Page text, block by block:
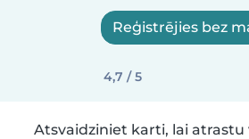
Reģistrējies bez
4,7 / 5
Atsvaidziniet karti, lai